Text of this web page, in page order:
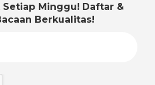
Minggu! Daftar &
Berkualitas!